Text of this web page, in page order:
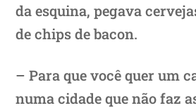
da esquina, pegava
de chips de bacon.
– Para que você quer um
numa cidade que não faz